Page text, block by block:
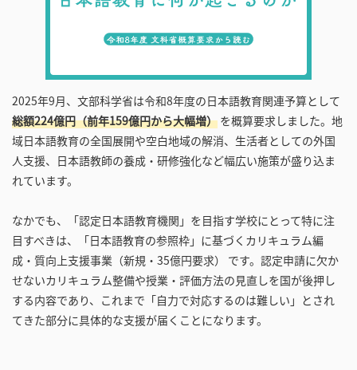
2025年9月、文部科学省は令和8年度の日本語教育関連予算として
総額224億円（前年159億円から大幅増） を概算要求しました。地
域日本語教育の全国展開や空白地域の解消、生活者としての外国
人支援、日本語教師の養成・研修強化など幅広い施策が盛り込ま
れています。
なかでも、「認定日本語教育機関」を目指す学校にとって特に注
目すべきは、「日本語教育の参照枠」に基づくカリキュラム編
成・質向上支援事業（新規・35億円要求） です。認定申請に欠か
せないカリキュラム整備や授業・評価方法の見直しを国が後押し
する内容であり、これまで「自力で対応するのは難しい」とされ
てきた部分に具体的な支援が届くことになります。